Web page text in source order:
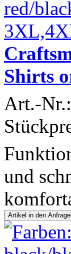
Shirts
Art.-
und